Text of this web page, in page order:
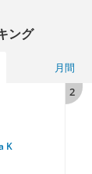
ング
月間
K
2